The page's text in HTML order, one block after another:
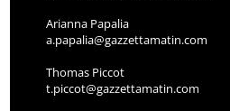
Arianna Papalia
a.papalia@gazzettamatin.com
Thomas Piccot
t.piccot@gazzettamatin.com